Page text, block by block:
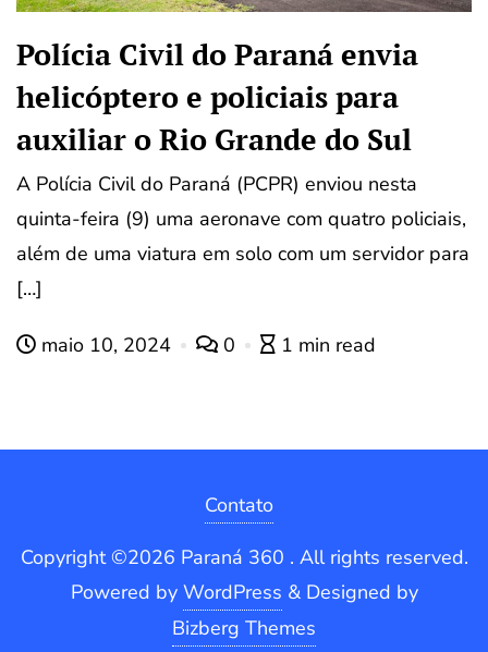
Polícia Civil do Paraná envia
helicóptero e policiais para
auxiliar o Rio Grande do Sul
A Polícia Civil do Paraná (PCPR) enviou nesta
quinta-feira (9) uma aeronave com quatro policiais,
além de uma viatura em solo com um servidor para
[…]
maio 10, 2024 0 1 min read
Contato
Copyright ©2026 Paraná 360 . All rights reserved.
Powered by WordPress & Designed by
Bizberg Themes